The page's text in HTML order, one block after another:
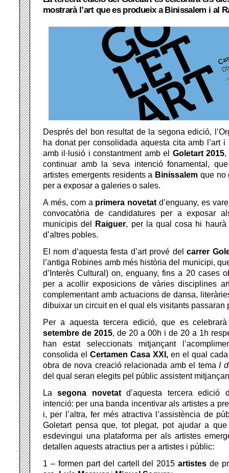
mostrarà l’art que es produeix a Binissalem i al
Després del bon resultat de la segona edició,
ha donat per consolidada aquesta cita amb l’art
amb il·lusió i constantment amb el Goletart 2015,
continuar amb la seva intenció fonamental,
artistes emergents residents a Binissalem que no
per a exposar a galeries o sales.
A més, com a primera novetat d’enguany, es
convocatòria de candidatures per a exposar
municipis del
Raiguer, per la qual cosa hi haurà
d’altres pobles.
El nom d’aquesta festa d’art prové delcarrer
l’antiga Robines amb més història del municipi,
d’Interès Cultural) on, enguany, fins a 20 cases
per a acollir exposicions de vàries disciplines
complementant amb actuacions de dansa,
dibuixar un circuit en el qual els visitants passaran
Per a aquesta tercera edició, que es
setembre de 2015, de 20 a 00h i de 20 a 1h
han estat seleccionats mitjançant
consolida el Certamen Casa XXI, en el qual
obra de nova creació relacionada amb el temaI
del qual seran elegits pel públic assistent
Lasegona novetatd’aquesta tercera edició
intenció: per una banda incentivar als artistes a
i, per l’altra, fer més atractiva l’assistència de
Goletart pensa que, tot plegat, pot ajudar a que
esdevingui una plataforma per als artistes
detallen aquests atractius per a artistes i públic:
1 – formen part del cartell del 2015artistes de